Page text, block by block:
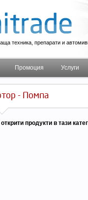
техника, препарати и
Промоция Услуги
- Помпа
продукти в тази